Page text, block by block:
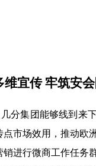
维宜传 牢筑安
分集团能够线到来
点市场效用，推动欧
销进行微商工作任务